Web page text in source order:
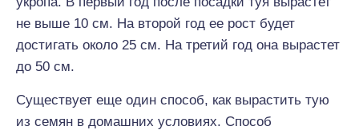
не выше 10 см. На второй год ее рост будет
достигать около 25 см. На третий год она вырастет
до 50 см.
Существует еще один способ, как вырастить тую
из семян в домашних условиях. Способ